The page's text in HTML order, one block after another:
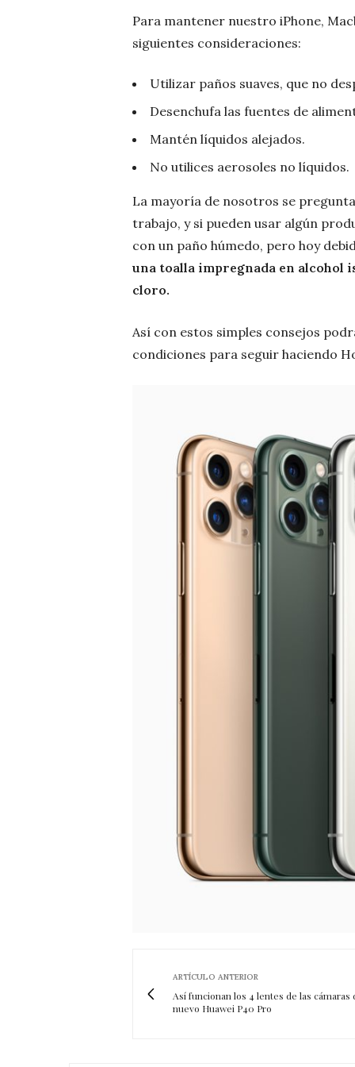
Para mantener nuestro iPhone,
siguientes consideraciones:
Utilizar paños suaves, que no
Desenchufa las fuentes de
Mantén líquidos alejados.
No utilices aerosoles no líquidos.
La mayoría de nosotros se
trabajo, y si pueden usar algún
con un paño húmedo, pero hoy
una toalla impregnada en alcohol
cloro.
Así con estos simples consejos
condiciones para seguir haciendo
ARTÍCULO ANTERIOR
Así funcionan los 4 lentes de las cámaras
nuevo Huawei P40 Pro